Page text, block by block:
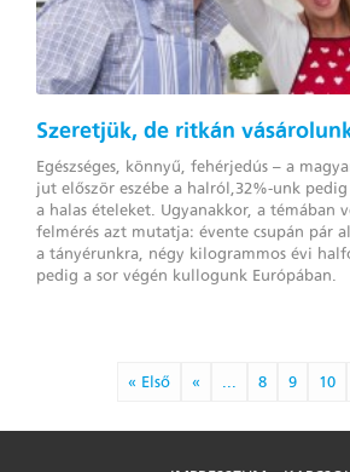
Szeretjük, de ritkán
Egészséges, könnyű, fehérjedús – a
jut először eszébe a halról,32%-unk
a halas ételeket. Ugyanakkor, a témában
felmérés azt mutatja: évente csupán pár
a tányérunkra, négy kilogrammos évi
pedig a sor végén kullogunk Európában.
« Első « ... 8 9 10